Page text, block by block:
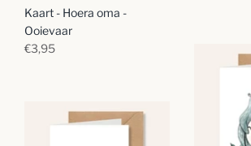
Kaart - Hoera oma -
Ooievaar
€3,95